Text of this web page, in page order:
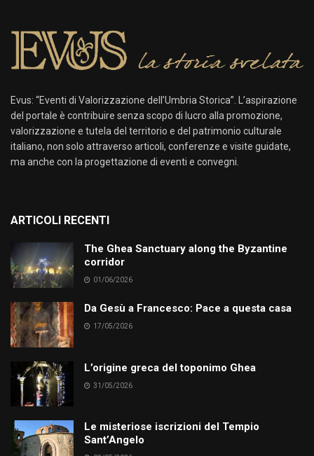
Evus: “Eventi di Valorizzazione dell’Umbria Storica”. L’aspirazione
del portale è contribuire senza scopo di lucro alla promozione,
valorizzazione e tutela del territorio e del patrimonio culturale
italiano, non solo attraverso articoli, conferenze e visite guidate,
ma anche con la progettazione di eventi e convegni.
ARTICOLI RECENTI
The Ghea Sanctuary along the Byzantine
corridor
01/06/2026
Da Gesù a Francesco: Pace a questa casa
17/05/2026
L’origine greca del toponimo Ghea
31/05/2026
Le misteriose iscrizioni del Tempio
Sant’Angelo